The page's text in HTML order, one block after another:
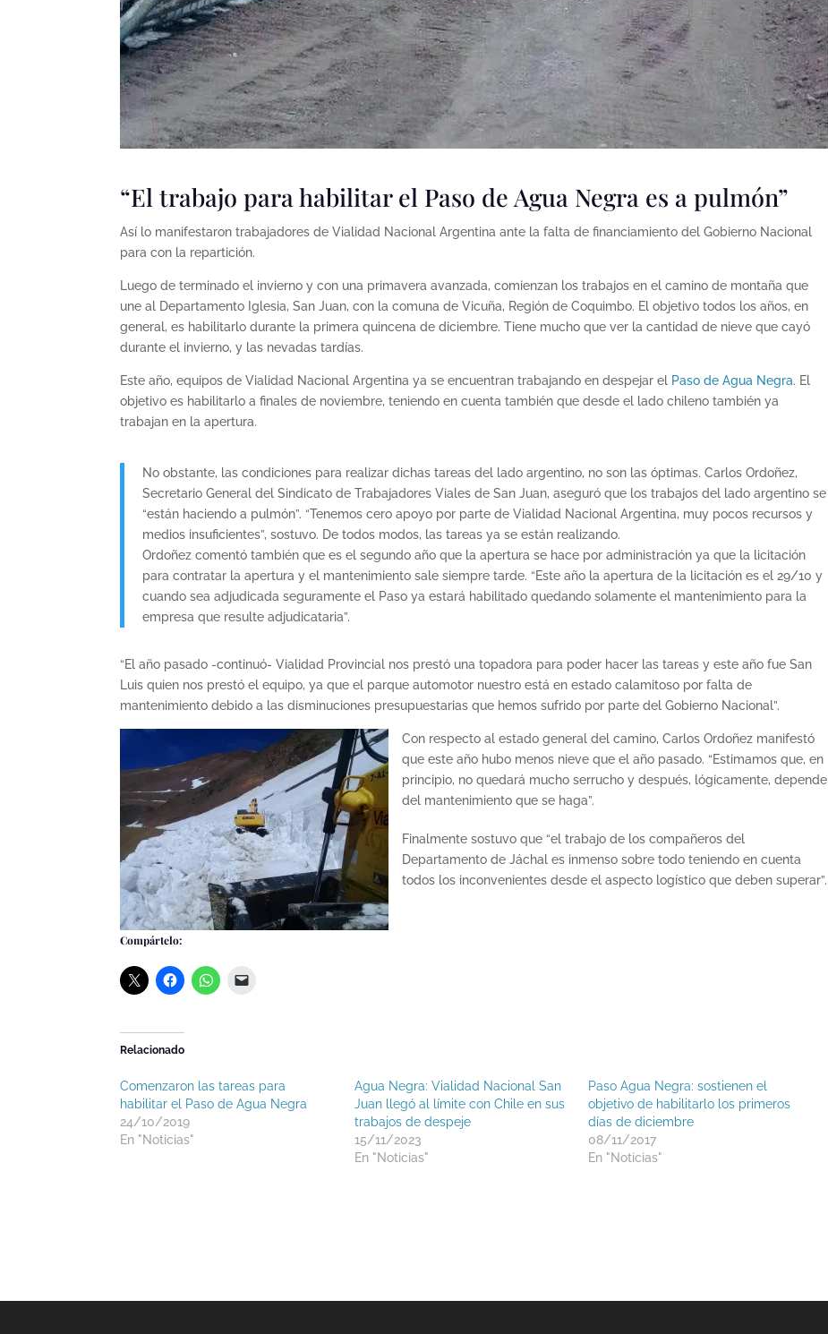
“El trabajo para habilitar el Paso de Agua Negra es a pulmón”
Así lo manifestaron trabajadores de Vialidad Nacional Argentina ante la falta de financiamiento del Gobierno Nacional
para con la repartición.
Luego de terminado el invierno y con una primavera avanzada, comienzan los trabajos en el camino de montaña que
une al Departamento Iglesia, San Juan, con la comuna de Vicuña, Región de Coquimbo. El objetivo todos los años, en
general, es habilitarlo durante la primera quincena de diciembre. Tiene mucho que ver la cantidad de nieve que cayó
durante el invierno, y las nevadas tardías.
Este año, equipos de Vialidad Nacional Argentina ya se encuentran trabajando en despejar el Paso de Agua Negra. El
objetivo es habilitarlo a finales de noviembre, teniendo en cuenta también que desde el lado chileno también ya
trabajan en la apertura.
No obstante, las condiciones para realizar dichas tareas del lado argentino, no son las óptimas. Carlos Ordoñez,
Secretario General del Sindicato de Trabajadores Viales de San Juan, aseguró que los trabajos del lado argentino se
“están haciendo a pulmón”. “Tenemos cero apoyo por parte de Vialidad Nacional Argentina, muy pocos recursos y
medios insuficientes”, sostuvo. De todos modos, las tareas ya se están realizando.
Ordoñez comentó también que es el segundo año que la apertura se hace por administración ya que la licitación
para contratar la apertura y el mantenimiento sale siempre tarde. “Este año la apertura de la licitación es el 29/10 y
cuando sea adjudicada seguramente el Paso ya estará habilitado quedando solamente el mantenimiento para la
empresa que resulte adjudicataria”.
“El año pasado -continuó- Vialidad Provincial nos prestó una topadora para poder hacer las tareas y este año fue San
Luis quien nos prestó el equipo, ya que el parque automotor nuestro está en estado calamitoso por falta de
mantenimiento debido a las disminuciones presupuestarias que hemos sufrido por parte del Gobierno Nacional”.
Con respecto al estado general del camino, Carlos Ordoñez manifestó
que este año hubo menos nieve que el año pasado. “Estimamos que, en
principio, no quedará mucho serrucho y después, lógicamente, depende
del mantenimiento que se haga”.
Finalmente sostuvo que “el trabajo de los compañeros del
Departamento de Jáchal es inmenso sobre todo teniendo en cuenta
todos los inconvenientes desde el aspecto logístico que deben superar”.
Compártelo:
Relacionado
Comenzaron las tareas para
habilitar el Paso de Agua Negra
24/10/2019
En "Noticias"
Agua Negra: Vialidad Nacional San
Juan llegó al límite con Chile en sus
trabajos de despeje
15/11/2023
En "Noticias"
Paso Agua Negra: sostienen el
objetivo de habilitarlo los primeros
días de diciembre
08/11/2017
En "Noticias"